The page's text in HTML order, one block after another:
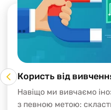
Користь від
Навіщо ми вивчаємо
з певною метою: